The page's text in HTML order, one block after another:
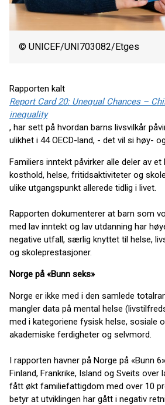
© UNICEF/UNI703082/Etges
Rapporten kalt
Report Card 20: Unequal Chances –
inequality
, har sett på hvordan barns livsvilkår
ulikhet i 44 OECD-land, - det vil si høy-
Familiers inntekt påvirker alle deler av
kosthold, helse, fritidsaktiviteter og
ulike utgangspunkt allerede tidlig i livet.
Rapporten dokumenterer at barn som
med lav inntekt og lav utdanning har
negative utfall, særlig knyttet til helse,
og skoleprestasjoner.
Norge på «Bunn seks»
Norge er ikke med i den samlede
mangler data på mental helse
med i kategoriene fysisk helse, sosiale
akademiske ferdigheter og selvmord.
I rapporten havner på Norge på «Bunn
Finland, Frankrike, Island og Sveits over
fått økt familiefattigdom med over 10
betyr at utviklingen har gått i negativ